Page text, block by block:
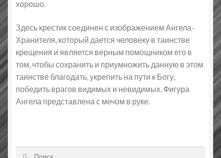
хорошо.
Здесь крестик соединен с изображением Ангела-
Хранителя, который дается человеку в таинстве
крещения и является верным помощником его в
том, чтобы сохранить и приумножить данную в этом
таинстве благодать, укрепить на пути к Богу,
победить врагов видимых и невидимых. Фигура
Ангела представлена с мечом в руке.